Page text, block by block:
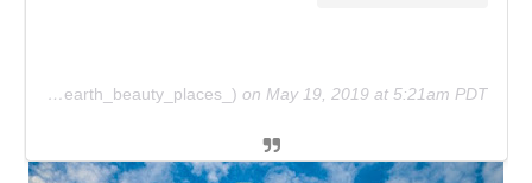
A post shared by 𝑨𝒓𝒕 & 𝑩𝒆𝒂𝒖𝒕𝒚 (@earth_beauty_places_) on May 19, 2019 at 5:21am PDT